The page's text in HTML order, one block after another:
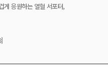
게 응원하는 열혈 서포터,